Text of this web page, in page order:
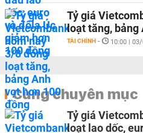
Tỷ giá
loạt tăng, bảng
TÀI CHÍNH - 10:00 |
Cùng chuyên mục
Tỷ giá
loạt lao dốc,